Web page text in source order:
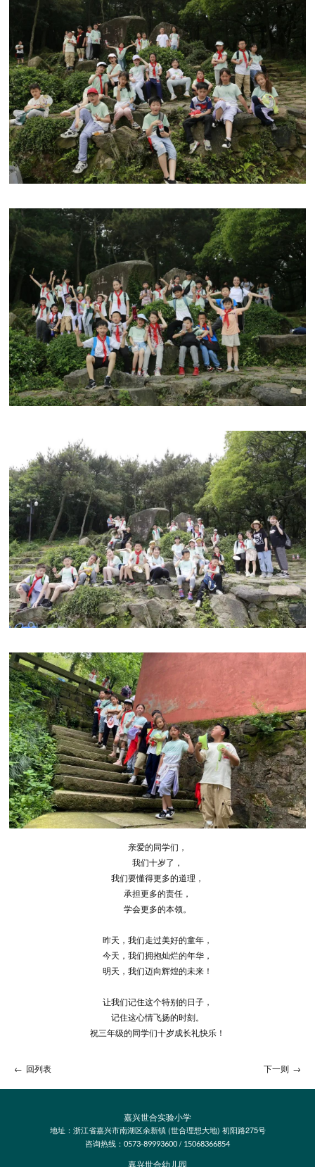
亲爱的同学们，
我们十岁了，
我们要懂得更多的道理，
承担更多的责任，
学会更多的本领。
昨天，我们走过美好的童年，
今天，我们拥抱灿烂的年华，
明天，我们迈向辉煌的未来！
让我们记住这个特别的日子，
记住这心情飞扬的时刻。
祝三年级的同学们十岁成长礼快乐！
← 回列表 下一则 →
嘉兴世合实验小学
地址：浙江省嘉兴市南湖区余新镇 (世合理想大地) 初阳路275号
咨询热线： 0573-89993600 / 15068366854
嘉兴世合幼儿园